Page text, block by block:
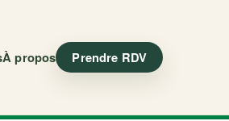
À propos Prendre RDV